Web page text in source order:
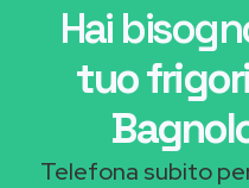
Hai
tuo
Telefona subito